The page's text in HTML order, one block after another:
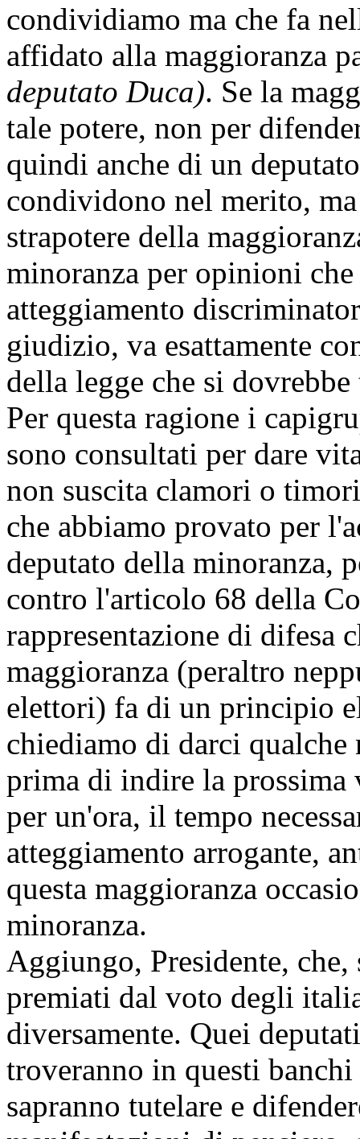
condividiamo ma che fa
affidato alla maggioranza
deputato Duca). Se la
tale potere, non per
quindi anche di un
condividono nel merito,
strapotere della
minoranza per opinioni
atteggiamento
giudizio, va esattamente
della legge che si dovrebbe
Per questa ragione i
sono consultati per dare
non suscita clamori o
che abbiamo provato per
deputato della minoranza,
contro l'articolo 68 della
rappresentazione di difesa
maggioranza (peraltro
elettori) fa di un principio
chiediamo di darci qualche
prima di indire la prossima
per un'ora, il tempo
atteggiamento arrogante,
questa maggioranza
minoranza.
Aggiungo, Presidente, che,
premiati dal voto degli
diversamente. Quei
troveranno in questi
sapranno tutelare e